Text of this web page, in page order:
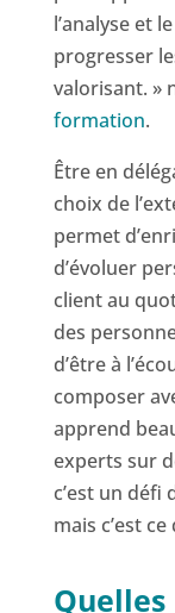
l’analyse et
progresser
valorisant. »
formation.
Être en
choix de
permet
d’évoluer
client au
des
d’être à
composer
apprend
experts sur
c’est un défi
mais c’est
Quelles